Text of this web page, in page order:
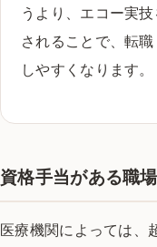
うより、エコー実
されることで、転
しやすくなります。
資格手当がある職
医療機関によっては、